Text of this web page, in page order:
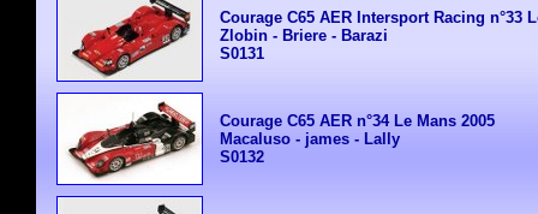
Courage C65 AER Intersport Racing n°33
Zlobin - Briere - Barazi
S0131
Courage C65 AER n°34 Le Mans 2005
Macaluso - james - Lally
S0132